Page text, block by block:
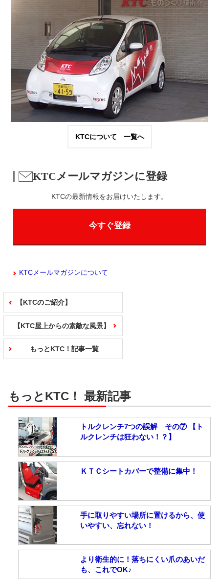
KTCについて 一覧へ
KTCメールマガジンに登録
KTCの最新情報をお届けいたします。
今すぐ登録
KTCメールマガジンについて
【KTCのご紹介】
もっとKTC！記事一覧
【KTC屋上からの素敵な風景】
もっとKTC！ 最新記事
トルクレンチ7つの誤解 その⑦ 【ト
ルクレンチは狂わない！？】
ＫＴＣシートカバーで整備に集中！
手に取りやすい場所に置けるから、使
いやすい、忘れない！
より衛生的に！落ちにくい爪のあいだ
も、これでOK♪